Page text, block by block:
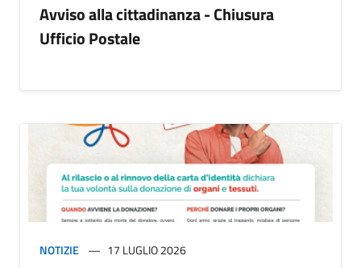
Avviso alla cittadinanza - Chiusura
Ufficio Postale
NOTIZIE 17 LUGLIO 2026